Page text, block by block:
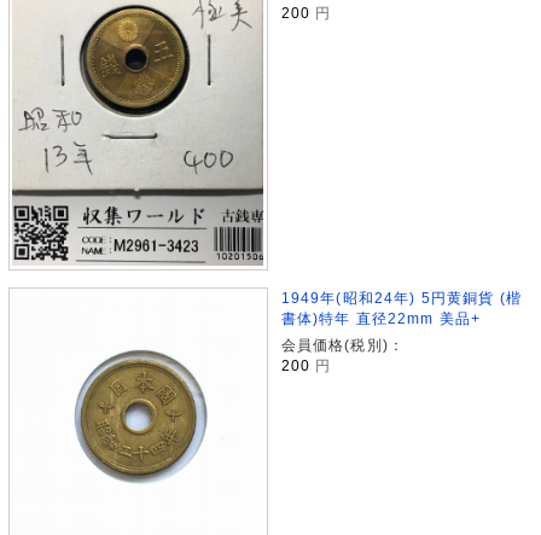
200 円
1949年(昭和24年) 5円黄銅貨 (楷
書体)特年 直径22mm 美品+
会員価格(税別)：
200 円